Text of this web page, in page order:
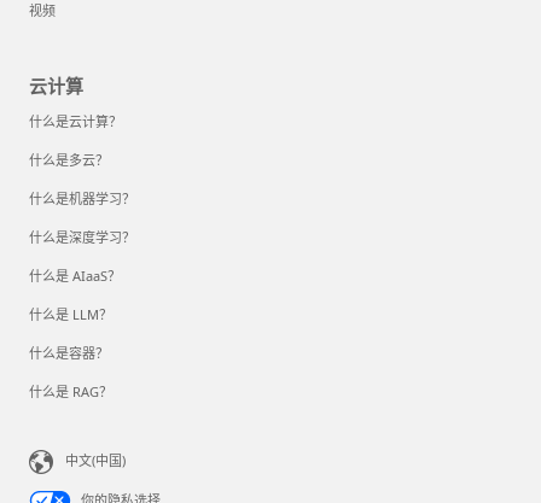
视频
云计算
什么是云计算？
什么是多云？
什么是机器学习？
什么是深度学习？
什么是 AIaaS？
什么是 LLM？
什么是容器？
什么是 RAG？
中文(中国)